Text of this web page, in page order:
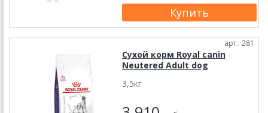
арт.: 281
Сухой корм Royal canin
Neutered Adult dog
3,5кг